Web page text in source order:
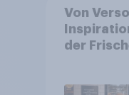
Von
der